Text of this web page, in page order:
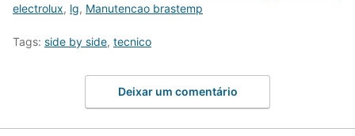
electrolux, lg, Manutencao brastemp
Tags: side by side, tecnico
Deixar um comentário